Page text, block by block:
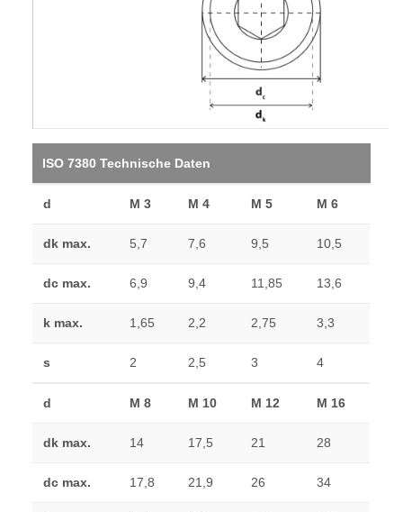
ISO 7380 Technische Daten
d M 3 M 4 M 5 M 6
dk max. 5,7 7,6 9,5 10,5
dc max. 6,9 9,4 11,85 13,6
k max. 1,65 2,2 2,75 3,3
s 2 2,5 3 4
d M 8 M 10 M 12 M 16
dk max. 14 17,5 21 28
dc max. 17,8 21,9 26 34